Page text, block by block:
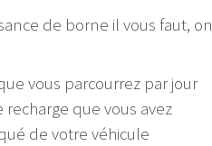
de borne il vous faut,
vous parcourrez par jour
que vous avez
de votre véhicule